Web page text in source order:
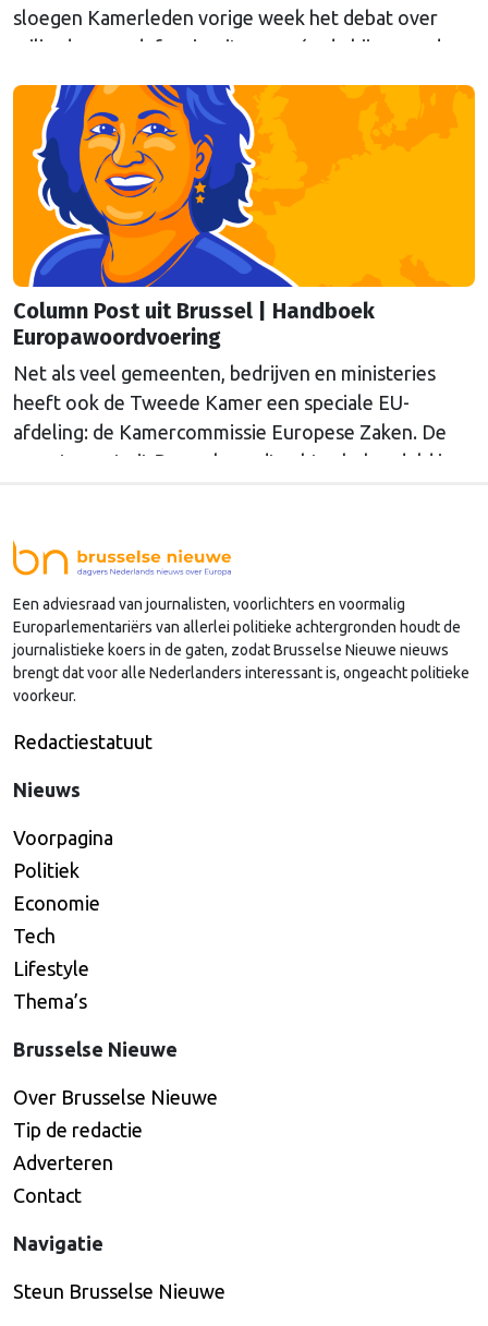
sloegen Kamerleden vorige week het debat over
miljarden aan defensie-uitgaven, én de bijpassende
kritisch.
Column Post uit Brussel | Handboek
Europawoordvoering
Net als veel gemeenten, bedrijven en ministeries
heeft ook de Tweede Kamer een speciale EU-
afdeling: de Kamercommissie Europese Zaken. De
meeste post uit Brussel wordt echter behandeld in
Zaken, en hoe kan je daar als Kamerlid werk van
maken? Onze columnist Mendeltje van Keulen
(cartoon) schreef er een handboek over, dat deze
week wordt gepresenteerd in Den Haag.
Een adviesraad van journalisten, voorlichters en voormalig
Europarlementariërs van allerlei politieke achtergronden houdt de
journalistieke koers in de gaten, zodat Brusselse Nieuwe nieuws
brengt dat voor alle Nederlanders interessant is, ongeacht politieke
voorkeur.
Redactiestatuut
Nieuws
Voorpagina
Politiek
Economie
Tech
Lifestyle
Thema’s
Brusselse Nieuwe
Over Brusselse Nieuwe
Tip de redactie
Adverteren
Contact
Navigatie
Steun Brusselse Nieuwe